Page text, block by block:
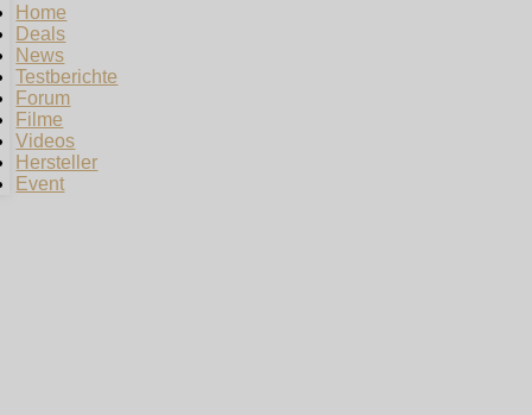
Home
Deals
News
Testberichte
Forum
Filme
Videos
Hersteller
Event